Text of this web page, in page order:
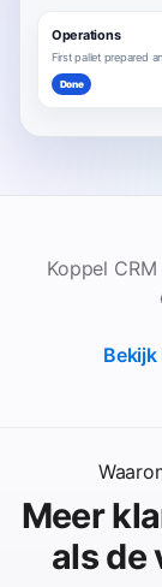
Operations
First pallet prepared
Done
Koppel CRM
Meer
als de